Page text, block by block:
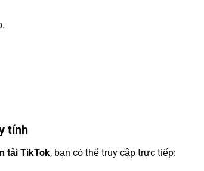
tính
tải TikTok, bạn có thể truy cập trực tiếp: